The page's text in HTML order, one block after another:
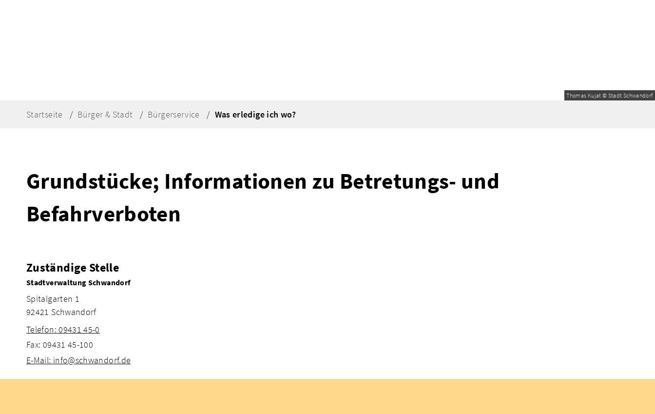
Thomas Kujat © Stadt Schwandorf
Startseite Bürger & Stadt Bürgerservice Was erledige ich wo?
Grundstücke; Informationen zu Betretungs- und
Befahrverboten
Zuständige Stelle
Stadtverwaltung Schwandorf
Spitalgarten 1
92421 Schwandorf
Telefon: 09431 45-0
Fax: 09431 45-100
E-Mail: info@schwandorf.de